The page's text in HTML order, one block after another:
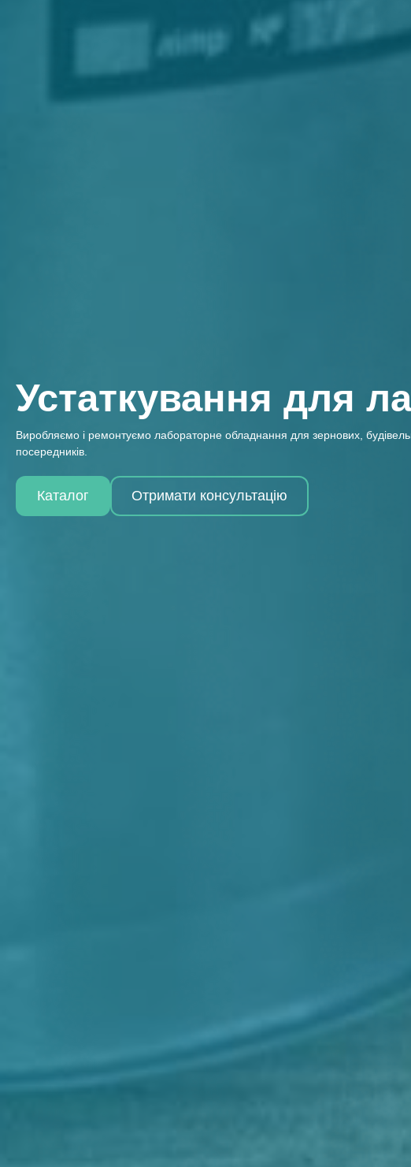
Устаткування для
Виробляємо і ремонтуємо лабораторне обладнання для зернових,
посередників.
Каталог Отримати консультацію